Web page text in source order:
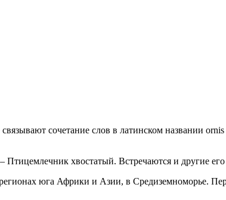
сочетание слов в латинском названии
хвостатый. Встречаются и другие
юга Африки и Азии, в Средиземноморье.